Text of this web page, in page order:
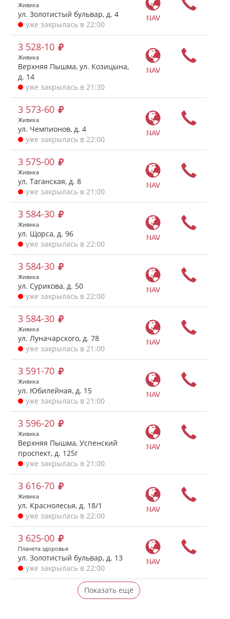
NAV
Живика
ул. Золотистый бульвар, д. 4
уже закрылась в 22:00
NAV
3 528-10
Живика
Верхняя Пышма, ул. Козицына,
д. 14
уже закрылась в 21:30
NAV
3 573-60
Живика
ул. Чемпионов, д. 4
уже закрылась в 22:00
NAV
3 575-00
Живика
ул. Таганская, д. 8
уже закрылась в 21:00
NAV
3 584-30
Живика
ул. Щорса, д. 96
уже закрылась в 22:00
NAV
3 584-30
Живика
ул. Сурикова, д. 50
уже закрылась в 22:00
NAV
3 584-30
Живика
ул. Луначарского, д. 78
уже закрылась в 21:00
NAV
3 591-70
Живика
ул. Юбилейная, д. 15
уже закрылась в 21:00
NAV
3 596-20
Живика
Верхняя Пышма, Успенский
проспект, д. 125г
уже закрылась в 21:00
NAV
3 616-70
Живика
ул. Краснолесья, д. 18/1
уже закрылась в 22:00
NAV
3 625-00
Планета здоровья
ул. Золотистый бульвар, д. 13
уже закрылась в 22:00
Показать ещё